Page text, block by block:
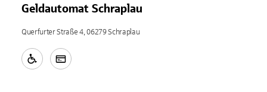
Geldautomat Schraplau
Querfurter Straße 4, 06279 Schraplau